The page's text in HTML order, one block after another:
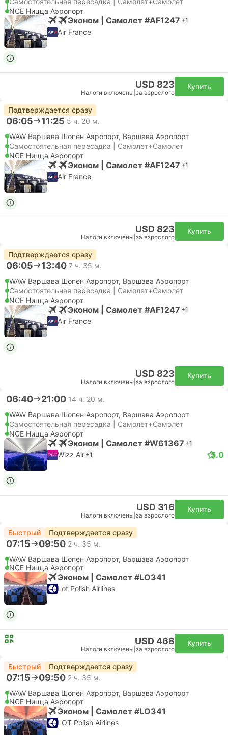
NCE Ницца Аэропорт
Эконом | Самолет #AF1247 +1
Air France
USD 823
Налоги включены за взрослого
Купить
Подтверждается сразу
06:05 11:25 5 ч. 20 м.
WAW Варшава Шопен Аэропорт, Варшава Аэропорт
Самостоятельная пересадка | Самолет+Самолет
NCE Ницца Аэропорт
Эконом | Самолет #AF1247 +1
Air France
USD 823
Налоги включены за взрослого
Купить
Подтверждается сразу
06:05 13:40 7 ч. 35 м.
WAW Варшава Шопен Аэропорт, Варшава Аэропорт
Самостоятельная пересадка | Самолет+Самолет
NCE Ницца Аэропорт
Эконом | Самолет #AF1247 +1
Air France
USD 823
Налоги включены за взрослого
Купить
06:40 21:00 14 ч. 20 м.
WAW Варшава Шопен Аэропорт, Варшава Аэропорт
Самостоятельная пересадка | Самолет+Самолет
NCE Ницца Аэропорт
Эконом | Самолет #W61367 +1
Wizz Air +1 5.0
USD 316
Налоги включены за взрослого
Купить
Быстрый Подтверждается сразу
07:15 09:50 2 ч. 35 м.
WAW Варшава Шопен Аэропорт, Варшава Аэропорт
NCE Ницца Аэропорт
Эконом | Самолет #LO341
Lot Polish Airlines
USD 468
Налоги включены за взрослого
Купить
Быстрый Подтверждается сразу
07:15 09:50 2 ч. 35 м.
WAW Варшава Шопен Аэропорт, Варшава Аэропорт
NCE Ницца Аэропорт
Эконом | Самолет #LO341
LOT Polish Airlines